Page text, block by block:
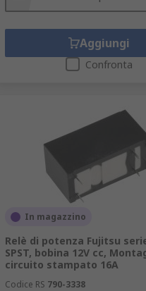
Aggiungi
Confronta
In magazzino
Relè di potenza Fujitsu
SPST, bobina 12V cc,
circuito stampato 16A
Codice RS 790-3338